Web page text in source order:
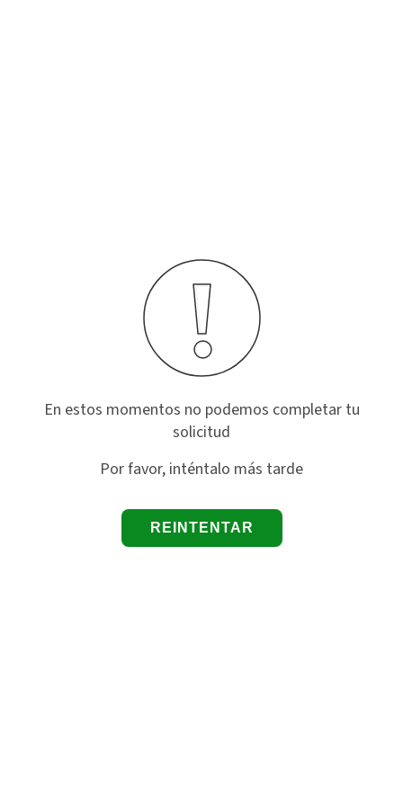
En estos momentos no podemos completar tu
solicitud
Por favor, inténtalo más tarde
REINTENTAR